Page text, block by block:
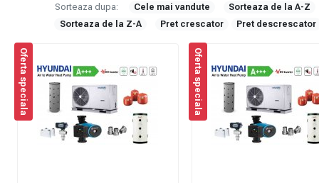
Sorteaza dupa: Cele mai vandute
Sorteaza de la A-Z
Sorteaza de la Z-A
Pret crescator Pret descrescator
Oferta speciala Oferta speciala